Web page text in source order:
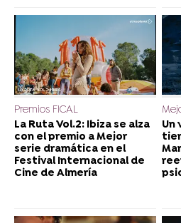
Premios FICAL
La Ruta Vol.2: Ibiza se alza
con el premio a Mejor
serie dramática en el
Festival Internacional de
Cine de Almería
Un